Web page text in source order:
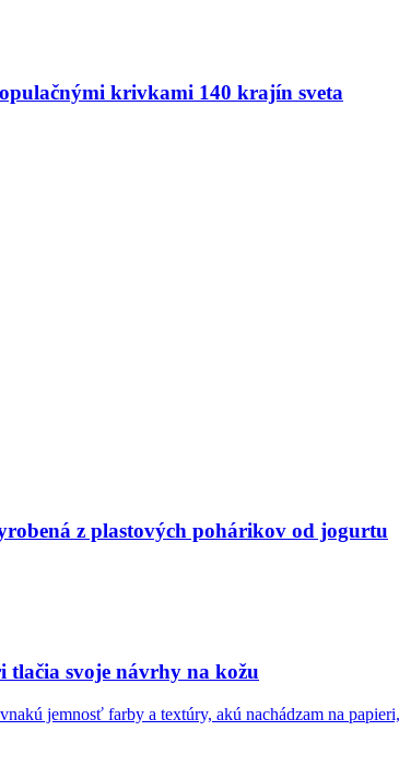
krivkami 140 krajín sveta
z plastových pohárikov od jogurtu
tlačia svoje návrhy na kožu
jemnosť farby a textúry, akú nachádzam na